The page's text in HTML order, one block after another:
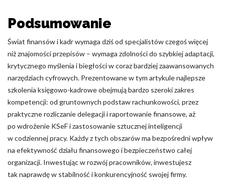
Podsumowanie
Świat finansów i kadr wymaga dziś od specjalistów czegoś więcej
niż znajomości przepisów – wymaga zdolności do szybkiej adaptacji,
krytycznego myślenia i biegłości w coraz bardziej zaawansowanych
narzędziach cyfrowych. Prezentowane w tym artykule najlepsze
szkolenia księgowo-kadrowe obejmują bardzo szeroki zakres
kompetencji: od gruntownych podstaw rachunkowości, przez
praktyczne rozliczanie delegacji i raportowanie finansowe, aż
po wdrożenie KSeF i zastosowanie sztucznej inteligencji
w codziennej pracy. Każdy z tych obszarów ma bezpośredni wpływ
na efektywność działu finansowego i bezpieczeństwo całej
organizacji. Inwestując w rozwój pracowników, inwestujesz
tak naprawdę w stabilność i konkurencyjność swojej firmy.